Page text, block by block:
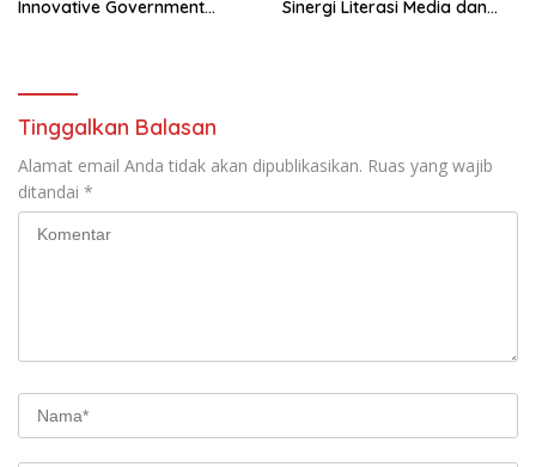
Innovative Government
Sinergi Literasi Media dan
Tinggalkan Balasan
Alamat email Anda tidak akan dipublikasikan. Ruas yang wajib
ditandai *